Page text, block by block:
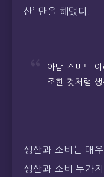
산’ 만을 해댔다.
아담 스미드
조한 것처럼 생
생산과 소비는 매
생산과 소비 두가